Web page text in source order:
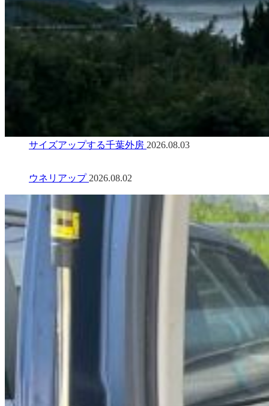
サイズアップする千葉外房 2026.08.03
ウネリアップ 2026.08.02